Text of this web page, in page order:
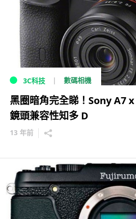
3C科技 數碼相機
黑圈暗角完全睇！Sony A7
鏡頭兼容性知多 D
13 年前